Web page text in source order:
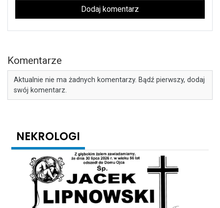
Dodaj komentarz
Komentarze
Aktualnie nie ma żadnych komentarzy. Bądź pierwszy, dodaj
swój komentarz.
NEKROLOGI